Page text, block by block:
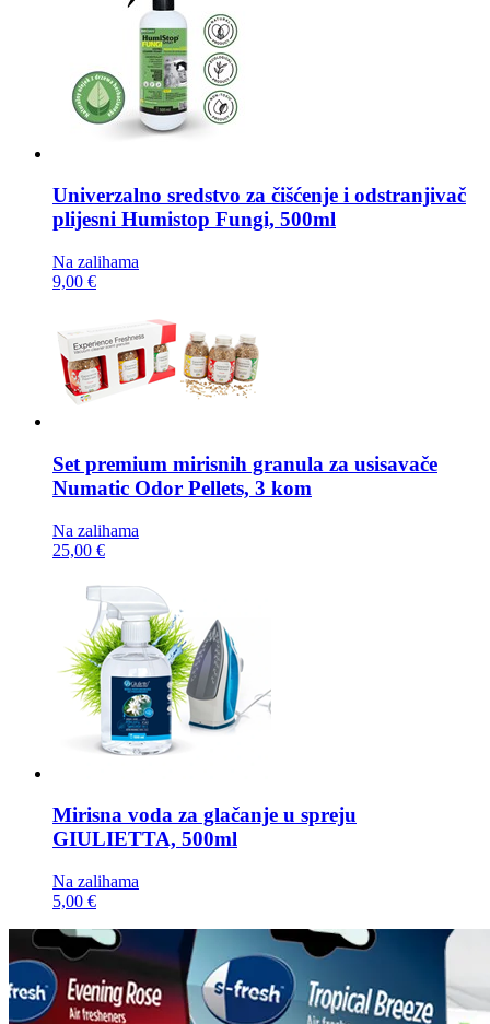
Univerzalno sredstvo za čišćenje i odstranjivač
plijesni Humistop Fungi, 500ml
Na zalihama
9,00 €
Set premium mirisnih granula za usisavače
Numatic Odor Pellets, 3 kom
Na zalihama
25,00 €
Mirisna voda za glačanje u spreju
GIULIETTA, 500ml
Na zalihama
5,00 €